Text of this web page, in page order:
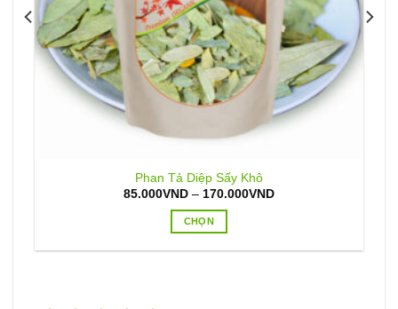
Phan Tả Diệp Sấy Khô
85.000VND – 170.000VNDKhoảng
170.000VND
CHỌN